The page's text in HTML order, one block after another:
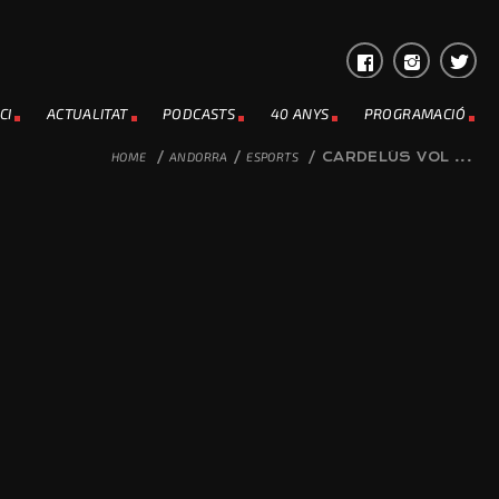
ACTUALITAT PODCASTS 40 ANYS PROGRAMACIÓ
HOME / ANDORRA / ESPORTS / CARDELÚS VOL ...